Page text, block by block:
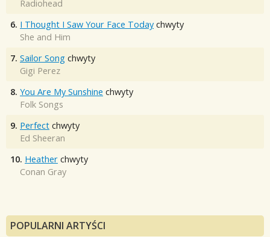
Radiohead
6. I Thought I Saw Your Face Today chwyty
She and Him
7. Sailor Song chwyty
Gigi Perez
8. You Are My Sunshine chwyty
Folk Songs
9. Perfect chwyty
Ed Sheeran
10. Heather chwyty
Conan Gray
POPULARNI ARTYŚCI